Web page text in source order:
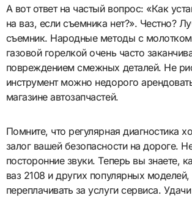
А вот ответ на частый вопрос: «Как
на ваз, если съемника нет?». Честно?
съемник. Народные методы с
газовой горелкой очень часто
повреждением смежных деталей. Не
инструмент можно недорого
магазине автозапчастей.
Помните, что регулярная диагностика
залог вашей безопасности на дороге.
посторонние звуки. Теперь вы знаете,
ваз 2108 и других популярных
переплачивать за услуги сервиса.